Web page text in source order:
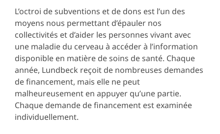
L’octroi de subventions et de dons est l’un des
moyens nous permettant d’épauler nos
collectivités et d’aider les personnes vivant avec
une maladie du cerveau à accéder à l’information
disponible en matière de soins de santé. Chaque
année, Lundbeck reçoit de nombreuses demandes
de financement, mais elle ne peut
malheureusement en appuyer qu’une partie.
Chaque demande de financement est examinée
individuellement.